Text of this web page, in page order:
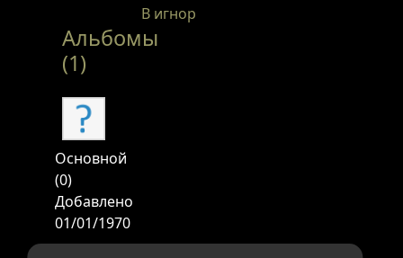
Альбомы
(1)
Основной
(0)
Добавлено
01/01/1970
В игнор